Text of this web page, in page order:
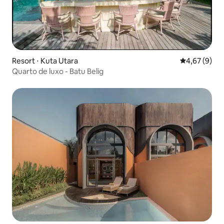
Resort ⋅ Kuta Utara 4,67 de uma
4,67 (9)
Quarto de luxo - Batu Belig